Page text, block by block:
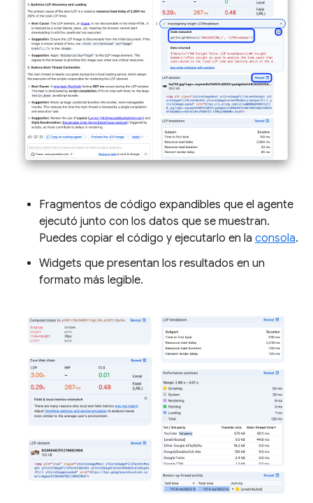
Fragmentos de código expandibles que el agente
ejecutó junto con los datos que se muestran.
Puedes copiar el código y ejecutarlo en la consola.
Widgets que presentan los resultados en un
formato más legible.